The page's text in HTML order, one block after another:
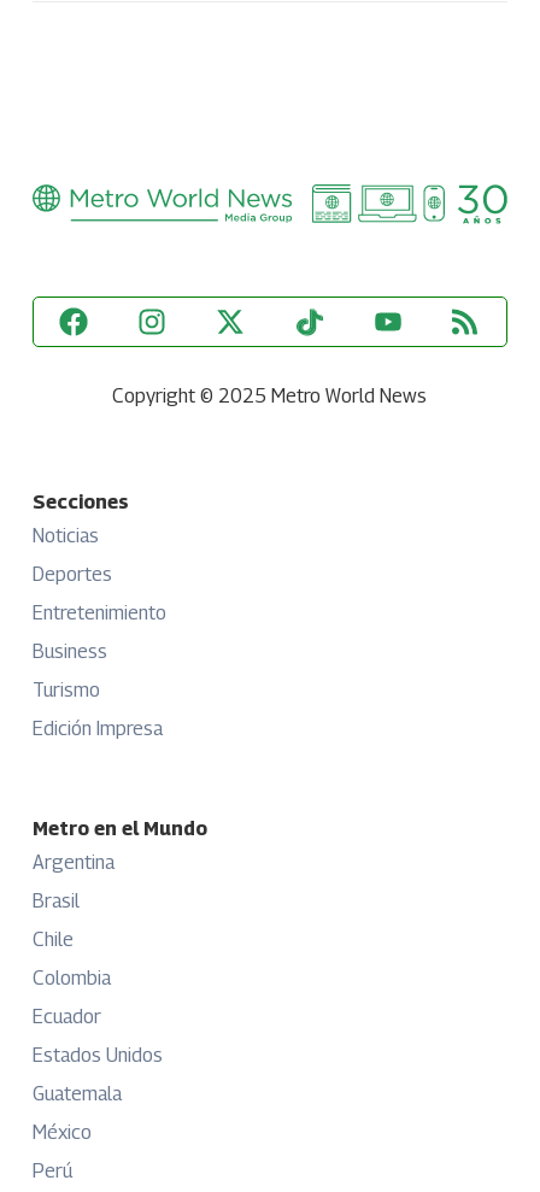
Copyright © 2025 Metro World News
Secciones
Noticias
Deportes
Entretenimiento
Business
Turismo
Edición Impresa
Metro en el Mundo
Argentina
Brasil
Chile
Colombia
Ecuador
Estados Unidos
Guatemala
México
Perú